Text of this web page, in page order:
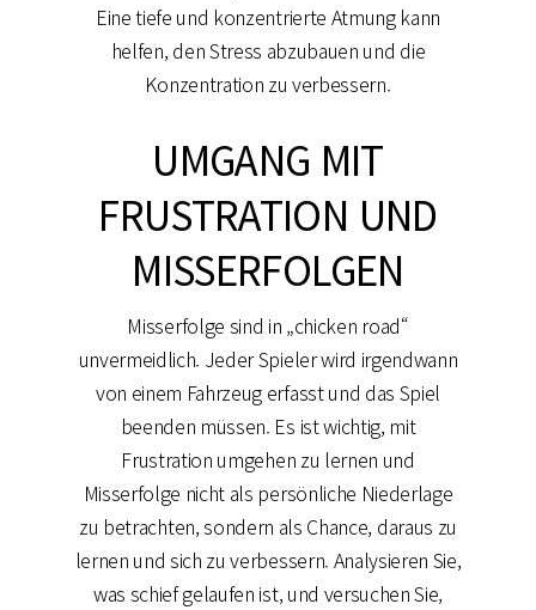
Eine tiefe und konzentrierte Atmung kann
helfen, den Stress abzubauen und die
Konzentration zu verbessern.
UMGANG MIT
FRUSTRATION UND
MISSERFOLGEN
Misserfolge sind in „chicken road“
unvermeidlich. Jeder Spieler wird irgendwann
von einem Fahrzeug erfasst und das Spiel
beenden müssen. Es ist wichtig, mit
Frustration umgehen zu lernen und
Misserfolge nicht als persönliche Niederlage
zu betrachten, sondern als Chance, daraus zu
lernen und sich zu verbessern. Analysieren Sie,
was schief gelaufen ist, und versuchen Sie,